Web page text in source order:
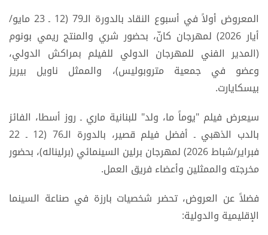
المعروض أولاً في أسبوع النقاد بالدورة الـ79 (12 ـ 23 مايو/
أيار 2026) لمهرجان كانّ، بحضور شري والمنتج ريمي بونوم
(المدير الفني للمهرجان الدولي للفيلم بمراكش الدولي،
وعضو في جمعية متروبوليس)، والممثل ناويل بيريز
بيسكايارت.
سيعرض فيلم "يوماً ما، ولد" للبنانية ماري ـ روز أسطا، الفائز
بالدب الذهبي ـ أفضل فيلم قصير، بالدورة الـ76 (12 ـ 22
فبراير/شباط 2026) لمهرجان برلين السينمائي (برليناله)، بحضور
مخرجته والممثلين وأعضاء فريق العمل.
فضلاً عن العروض، تحضر شخصيات بارزة في صناعة السينما
الإقليمية والدولية: